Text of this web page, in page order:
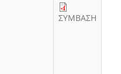
ΣΥΜΒΑΣΗ